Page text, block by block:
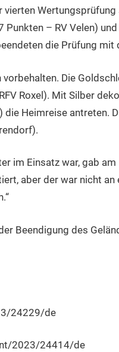
Wertungsprüfung
– RV Velen)
die Prüfung mit
Die
Roxel). Mit Silber
Heimreise antreten.
im Einsatz war, gab
aber der war nicht
Beendigung des
24229/de
2023/24414/de